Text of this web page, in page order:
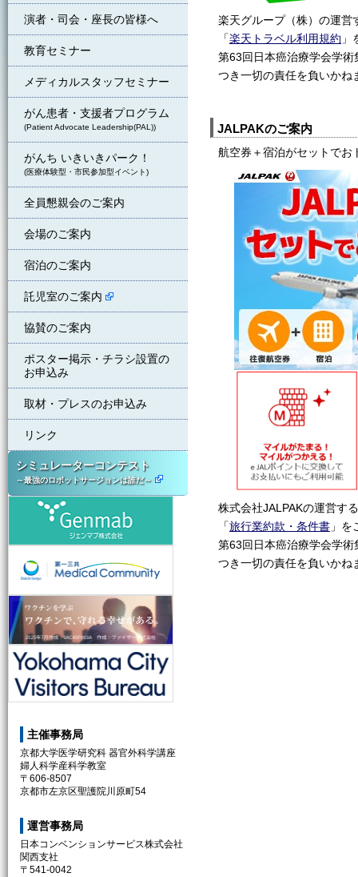
楽天グループ（株）の運営
「楽天トラベル利用規約
第63回日本癌治療学会学
つき一切の責任を負いかね
JALPAKのご案内
航空券＋宿泊がセットでお
株式会社JALPAKの運営す
「旅行業約款・条件書 」
第63回日本癌治療学会学
つき一切の責任を負いかね
演者・司会・座長の皆様へ
教育セミナー
メディカルスタッフセミナー
がん患者・支援者プログラム
(Patient Advocate Leadership(PAL))
がんち いきいきパーク！
(医療体験型・市民参加型イベント)
全員懇親会のご案内
会場のご案内
宿泊のご案内
託児室のご案内
協賛のご案内
ポスター掲示・チラシ設置の
お申込み
取材・プレスのお申込み
リンク
シミュレーターコンテスト
～最強のロボットサージョンは誰だ～
ジェンマブ株式会社
ファイザー株式会社
Yokohama City Visitors Bureau
主催事務局
京都大学医学研究科 器官外科学講座
婦人科学産科学教室
〒606-8507
京都市左京区聖護院川原町54
運営事務局
日本コンベンションサービス株式会社
関西支社
〒541-0042